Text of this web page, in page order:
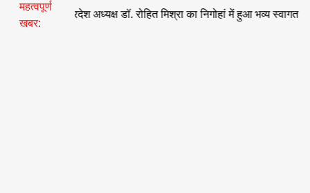
महत्वपूर्ण
खबर:
प्रदेश अध्यक्ष डॉ. रोहित मिश्रा का निगोहां में हुआ भव्य स्वागत ●सड़क